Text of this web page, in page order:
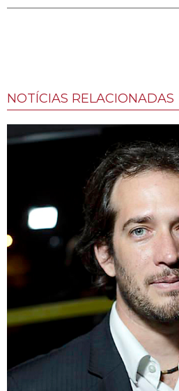
NOTÍCIAS RELACIONADAS